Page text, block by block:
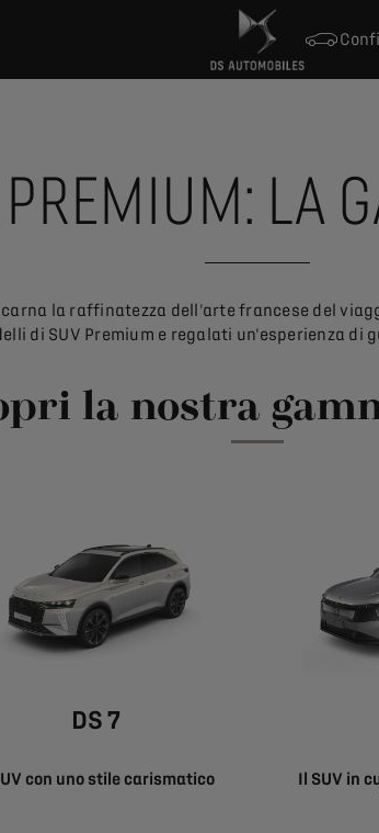
LA
la raffinatezza dell'arte francese del
di SUV Premium e regalati un'esperienza di
la nostra
DS 7
con uno stile carismatico
Il SUV in